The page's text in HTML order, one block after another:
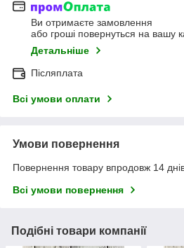
Ви отримаєте замовлення
або гроші повернуться на вашу
Детальніше
Післяплата
Всі умови оплати
Умови повернення
Повернення товару впродовж 14
Всі умови повернення
Подібні товари компанії